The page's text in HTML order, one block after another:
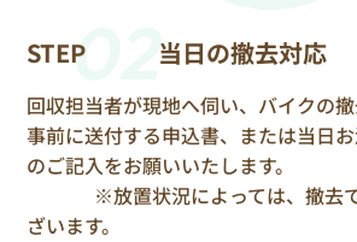
STEP02
当日の撤去対応
回収担当者が現地へ伺い、バイクの撤
事前に送付する申込書、または当日
のご記入をお願いいたします。
※放置状況によっては、撤去で
ざいます。